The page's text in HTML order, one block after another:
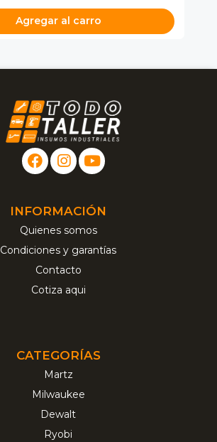
Agregar al carro
INFORMACIÓN
Quienes somos
Condiciones y garantías
Contacto
Cotiza aqui
CATEGORÍAS
Martz
Milwaukee
Dewalt
Ryobi